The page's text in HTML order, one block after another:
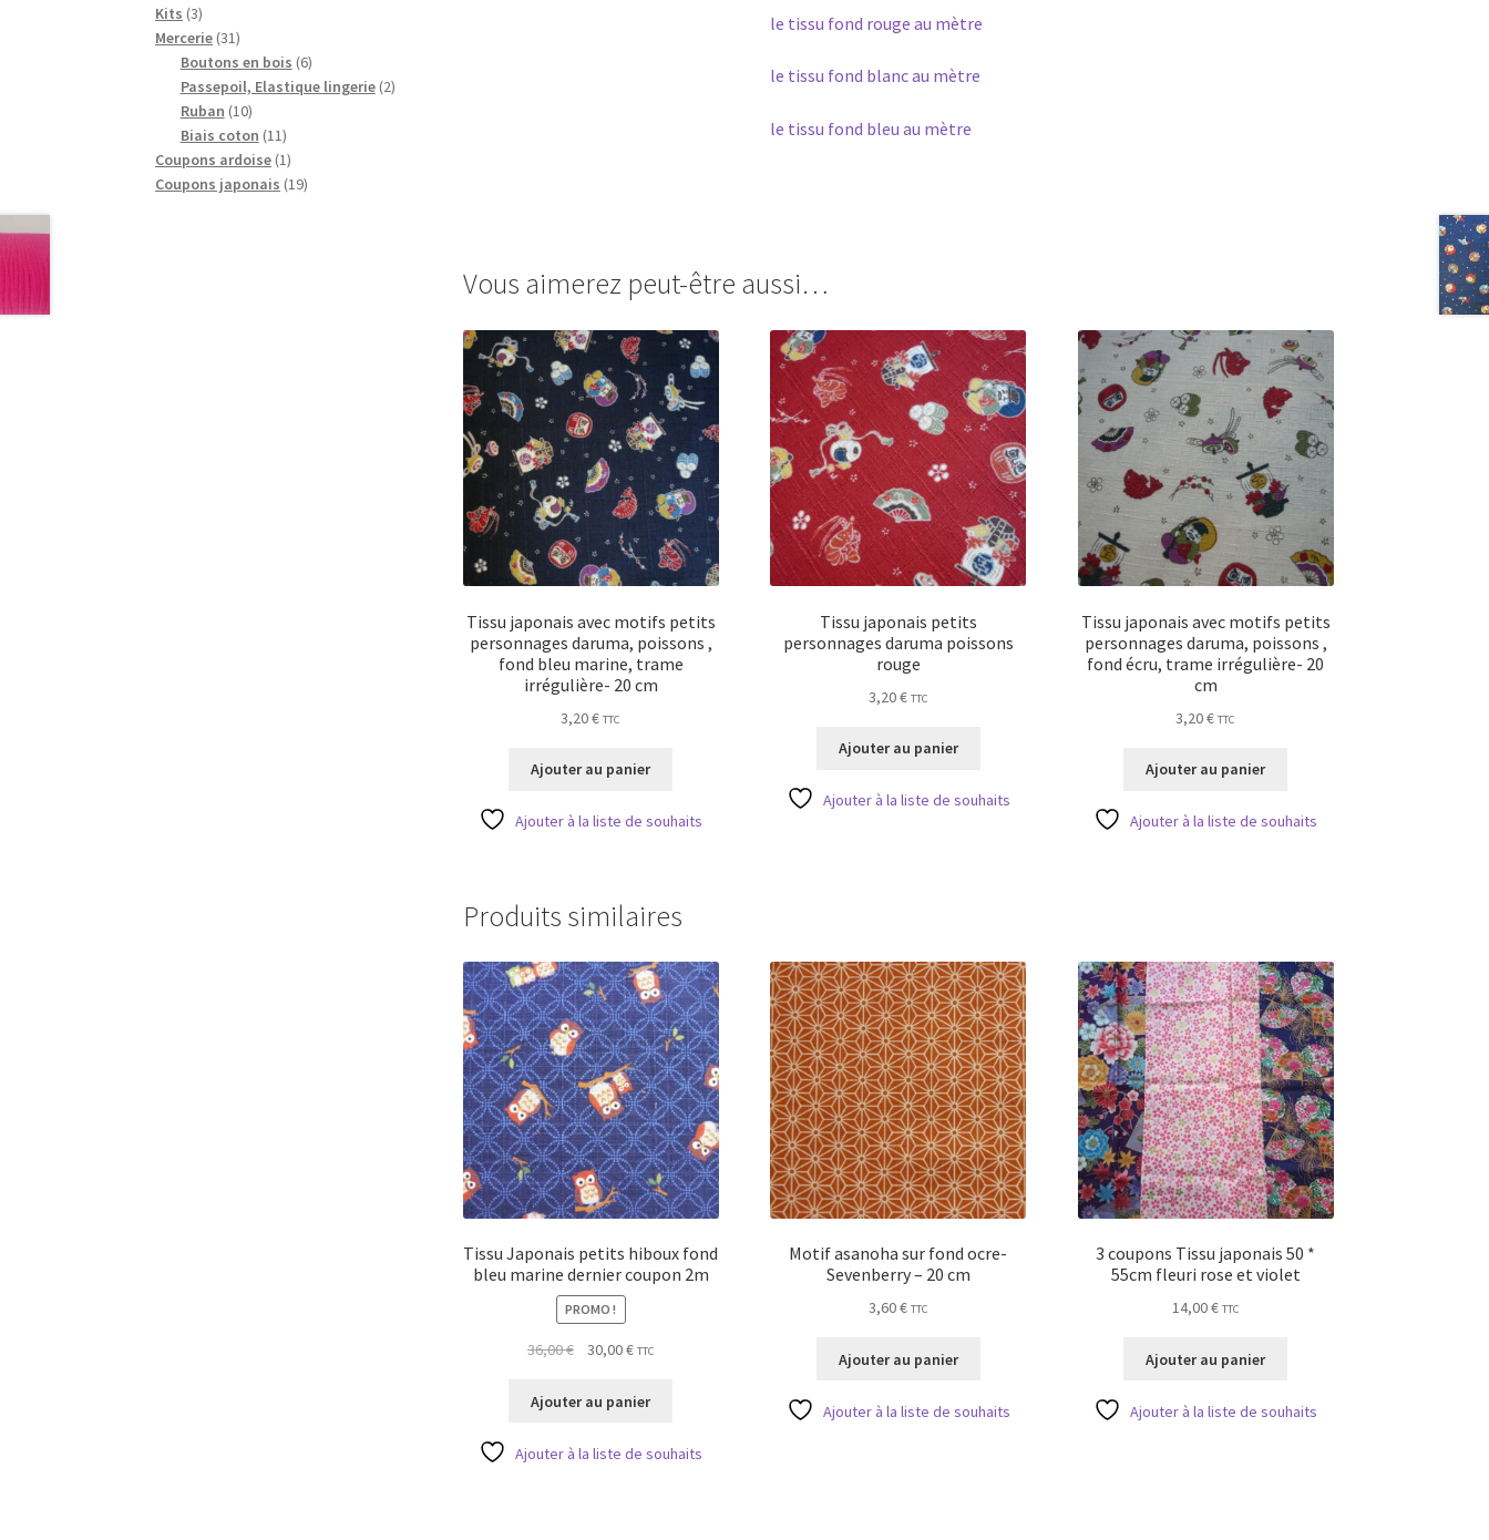
le tissu fond rouge au mètre
le tissu fond blanc au mètre
le tissu fond bleu au mètre
Vous aimerez peut-être aussi…
Tissu japonais avec motifs petits
personnages daruma, poissons ,
fond bleu marine, trame
irrégulière- 20 cm
3,20€ TTC
Ajouter au panier
Ajouter à la liste de souhaits
Tissu japonais petits
personnages daruma poissons
rouge
3,20€ TTC
Ajouter au panier
Ajouter à la liste de souhaits
Tissu japonais avec motifs petits
personnages daruma, poissons ,
fond écru, trame irrégulière- 20
cm
3,20€ TTC
Ajouter au panier
Ajouter à la liste de souhaits
Produits similaires
Tissu Japonais petits hiboux fond
bleu marine dernier coupon 2m
PROMO !
36,00€
Le
initial
36,00 €.
30,00€Le
actuel
30,00 €.
TTC
Ajouter au panier
Ajouter à la liste de souhaits
Motif asanoha sur fond ocre-
Sevenberry – 20 cm
3,60€ TTC
Ajouter au panier
Ajouter à la liste de souhaits
3 coupons Tissu japonais 50 *
55cm fleuri rose et violet
14,00€ TTC
Ajouter au panier
Ajouter à la liste de souhaits
produits
Kits 33
produits
Mercerie 3131
produits
Boutons en bois 66
produits
Passepoil, Elastique lingerie 22
Ruban 1010
produits
Biais coton 1111
produits
Coupons ardoise 11
produit
Coupons japonais 1919